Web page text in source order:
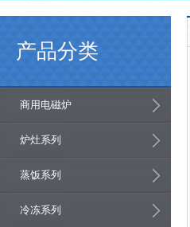
产品分类
商用电磁炉
炉灶系列
蒸饭系列
冷冻系列